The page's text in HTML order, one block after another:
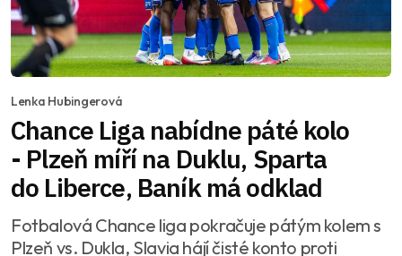
Lenka Hubingerová
Chance Liga nabídne páté kolo
- Plzeň míří na Duklu, Sparta
do Liberce, Baník má odklad
Fotbalová Chance liga pokračuje pátým kolem s
Plzeň vs. Dukla, Slavia hájí čisté konto proti